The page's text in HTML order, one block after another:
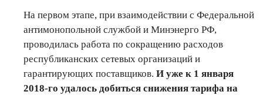
На первом этапе, при взаимодействии с Федеральной
антимонопольной службой и Минэнерго РФ,
проводилась работа по сокращению расходов
республиканских сетевых организаций и
гарантирующих поставщиков. И уже к 1 января
2018-го удалось добиться снижения тарифа на